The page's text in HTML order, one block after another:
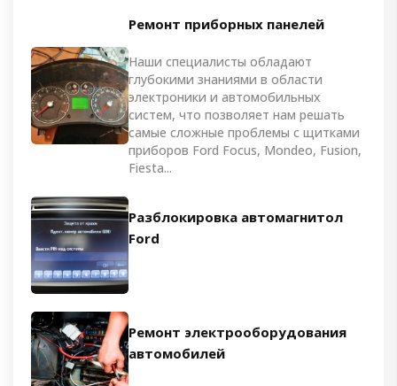
Ремонт приборных панелей
Наши специалисты обладают
глубокими знаниями в области
электроники и автомобильных
систем, что позволяет нам решать
самые сложные проблемы с щитками
приборов Ford Focus, Mondeo, Fusion,
Fiesta...
Разблокировка автомагнитол
Ford
Ремонт электрооборудования
автомобилей